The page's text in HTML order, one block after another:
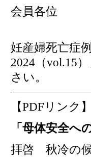
会員各位
妊産婦死亡症
2024（vol.15
さい。
【PDFリンク
「母体安全へ
拝啓 秋冷の